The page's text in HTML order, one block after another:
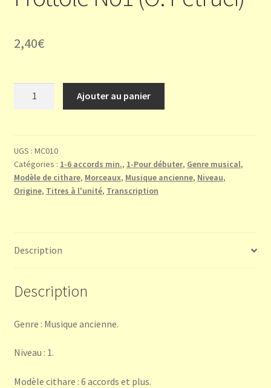
2,40€
(O.
Petruci)
Ajouter au panier
UGS : MC010
Catégories : 1-6 accords min., 1-Pour débuter, Genre musical,
Modèle de cithare, Morceaux, Musique ancienne, Niveau,
Origine, Titres à l'unité, Transcription
Description
Description
Genre : Musique ancienne.
Niveau : 1.
Modèle cithare : 6 accords et plus.